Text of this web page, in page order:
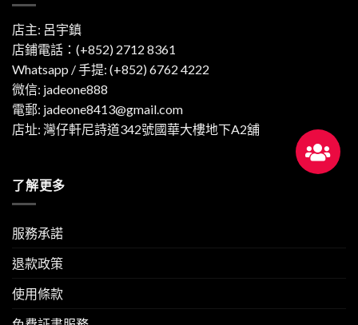
店主: 呂宇鎮
店鋪電話：(+852) 2712 8361
Whatsapp / 手提: (+852) 6762 4222
微信: jadeone888
電郵: jadeone8413@gmail.com
店址: 灣仔軒尼詩道342號國華大樓地下A2舖
了解更多
服務承諾
退款政策
使用條款